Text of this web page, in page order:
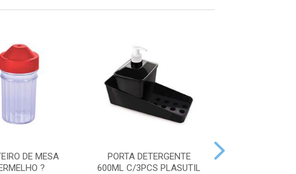
DE MESA
?
PORTA DETERGENTE
600ML C/3PCS PLASUTIL